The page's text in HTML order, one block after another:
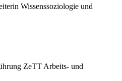
Wissenssoziologie und
ZeTT Arbeits- und